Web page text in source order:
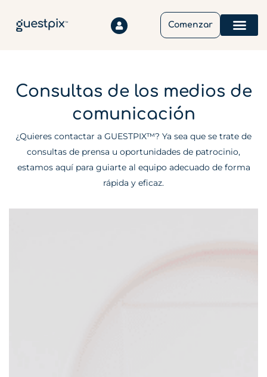
Comenzar
Consultas de los medios de
comunicación
¿Quieres contactar a GUESTPIX™? Ya sea que se trate de
consultas de prensa u oportunidades de patrocinio,
estamos aquí para guiarte al equipo adecuado de forma
rápida y eficaz.